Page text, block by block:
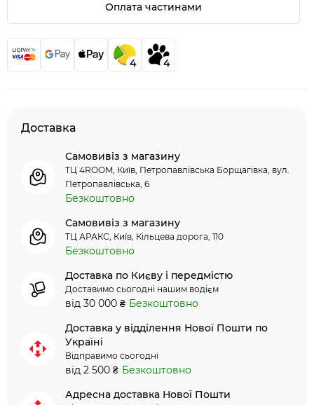
Оплата частинами
4 4
Доставка
Самовивіз з магазину
ТЦ 4ROOM, Київ, Петропавлівська Борщагівка, вул.
Петропавлівська, 6
Безкоштовно
Самовивіз з магазину
ТЦ АРАКС, Київ, Кільцева дорога, 110
Безкоштовно
Доставка по Києву і передмістю
Доставимо сьогодні нашим водієм
від 30 000 ₴ Безкоштовно
Доставка у відділення Нової Пошти по
Україні
Відправимо сьогодні
від 2 500 ₴ Безкоштовно
Адресна доставка Нової Пошти